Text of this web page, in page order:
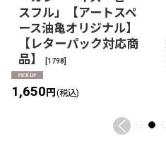
スフル」【アートスペ
ース油亀オリジナル】
【レターパック対応商
品】
[1798]
1,650円 (税込)